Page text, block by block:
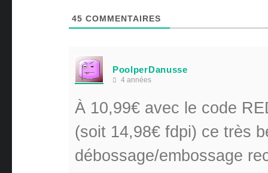
45 COMMENTAIRES
PoolperDanusse
4 années
À 10,99€ avec le code
(soit 14,98€ fdpi) ce très
débossage/embossage